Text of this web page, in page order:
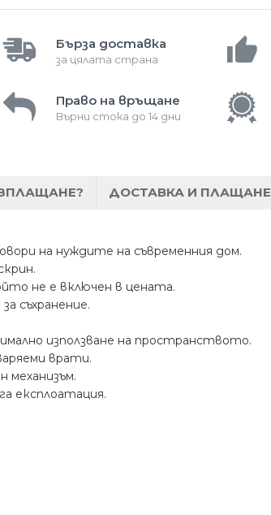
Бърза доставка
за цялата страна
Право на връщане
Върни стока до 14 дни
ДОСТАВКА И ПЛАЩАНЕ
на нуждите на съвременния дом.
не е включен в цената.
съхранение.
използване на пространството.
врати.
механизъм.
експлоатация.